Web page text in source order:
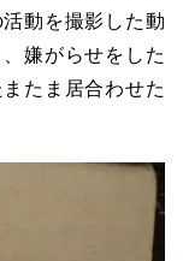
動を撮影した動
嫌がらせをした
たま居合わせた